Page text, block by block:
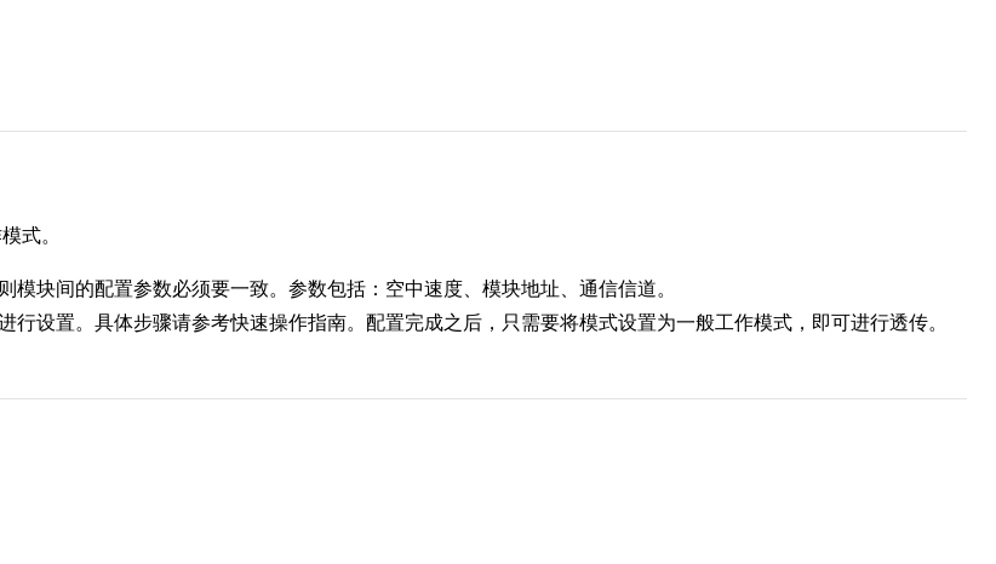
式。
模块间的配置参数必须要一致。参数包括：空中速度、模块地址、通信信道。
行设置。具体步骤请参考快速操作指南。配置完成之后，只需要将模式设置为一般工作模式，即可进行透传。